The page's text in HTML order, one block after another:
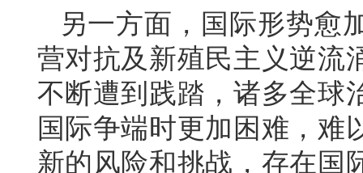
另一方面，国际形势愈
营对抗及新殖民主义逆流
不断遭到践踏，诸多全球
国际争端时更加困难，难
新的风险和挑战，存在国